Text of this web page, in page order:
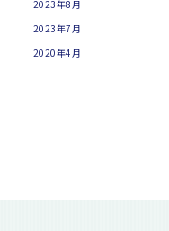
2023年8月
2023年7月
2020年4月